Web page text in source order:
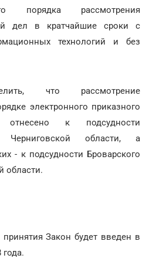
порядка рассмотрения
дел в кратчайшие сроки с
технологий и без
что рассмотрение
электронного приказного
отнесено к подсудности
Черниговской области, а
- к подсудности Броварского
области.
Закон будет введен в